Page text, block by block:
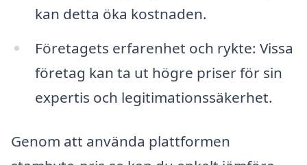
kan detta öka kostnaden.
Företagets erfarenhet och rykte: Vissa
företag kan ta ut högre priser för sin
expertis och legitimationssäkerhet.
Genom att använda plattformen